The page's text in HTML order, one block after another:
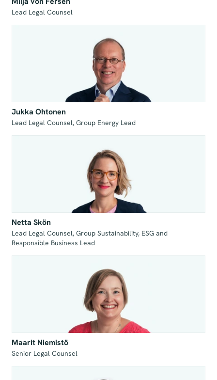
Lead Legal Counsel
Jukka Ohtonen
Netta Skön
Lead Legal Counsel, Group Sustainability, ESG and
Maarit Niemistö